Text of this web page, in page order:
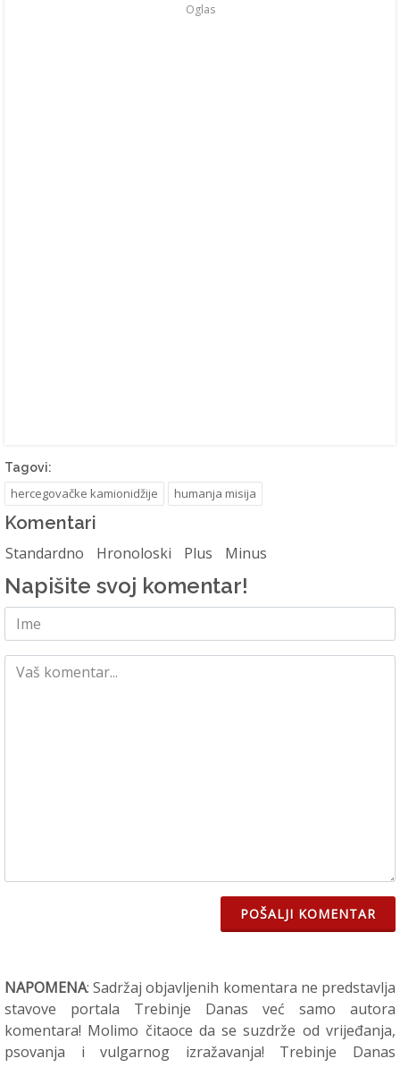
Oglas
Tagovi:
hercegovačke kamionidžije humanja misija
Komentari
Standardno Hronoloski Plus Minus
Napišite svoj komentar!
POŠALJI KOMENTAR
NAPOMENA: Sadržaj objavljenih komentara ne predstavlja
stavove portala Trebinje Danas već samo autora
komentara! Molimo čitaoce da se suzdrže od vrijeđanja,
psovanja i vulgarnog izražavanja! Trebinje Danas